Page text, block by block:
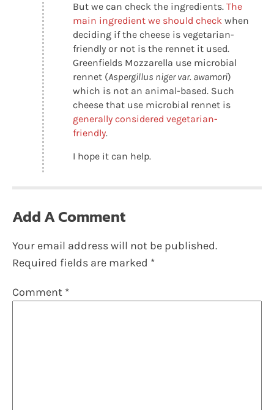
But we can check the ingredients. The
main ingredient we should checkwhen
deciding if the cheese is vegetarian-
friendly or not is the rennet it used.
Greenfields Mozzarella use microbial
rennet (Aspergillus niger var. awamori)
which is not an animal-based. Such
cheese that use microbial rennet is
generally considered vegetarian-
friendly.
I hope it can help.
Add A Comment
Your email address will not be published.
Required fields are marked *
Comment *